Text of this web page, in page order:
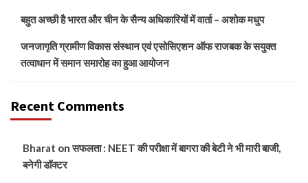
बहुत अच्छी है भारत और चीन के सैन्य अधिकारियों में वार्ता – अशोक मधुप
जनजागृति ग्रामीण विकास संस्थान एवं एसोसिएशन ऑफ राजबक के सयुक्त
तत्वाधान में समान समारोह का हुआ आयोजन
Recent Comments
Bharat onसफलता : NEET की परीक्षा में बागरा की बेटी ने भी मारी बाजी,
बनेगी डॉक्टर